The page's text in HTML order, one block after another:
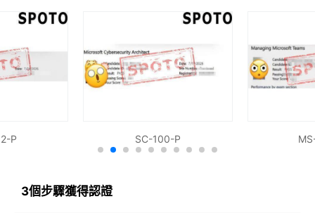
所有模擬測試都有準確的答案，並由擁有 18 年以上 IT
最新的考試題庫/練習測試
只要三五天考完，把習題答對，答對就夠了。
P SC-100-P
3個步驟獲得認證